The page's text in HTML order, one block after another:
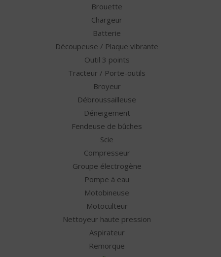
Brouette
Chargeur
Batterie
Découpeuse / Plaque vibrante
Outil 3 points
Tracteur / Porte-outils
Broyeur
Débroussailleuse
Déneigement
Fendeuse de bûches
Scie
Compresseur
Groupe électrogène
Pompe à eau
Motobineuse
Motoculteur
Nettoyeur haute pression
Aspirateur
Remorque